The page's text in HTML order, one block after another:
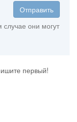
Отправить
случае они могут
первый!